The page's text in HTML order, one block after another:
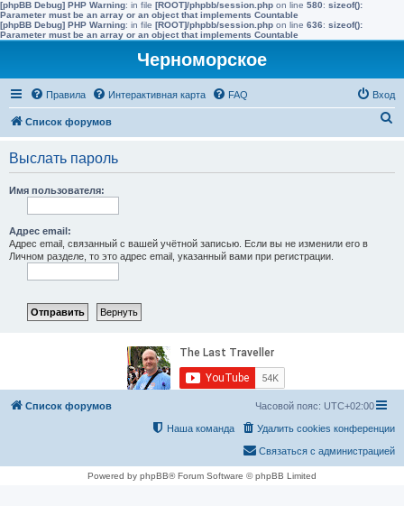
[phpBB Debug] PHP Warning: in file [ROOT]/phpbb/session.php on line 580: sizeof():
Parameter must be an array or an object that implements Countable
[phpBB Debug] PHP Warning: in file [ROOT]/phpbb/session.php on line 636: sizeof():
Parameter must be an array or an object that implements Countable
Черноморское
Правила Интерактивная карта FAQ Вход
Список форумов
Выслать пароль
Имя пользователя:
Адрес email:
Адрес email, связанный с вашей учётной записью. Если вы не изменили его в
Личном разделе, то это адрес email, указанный вами при регистрации.
Список форумов Часовой пояс: UTC+02:00
Удалить cookies конференции
Наша команда
Связаться с администрацией
Powered by phpBB® Forum Software © phpBB Limited